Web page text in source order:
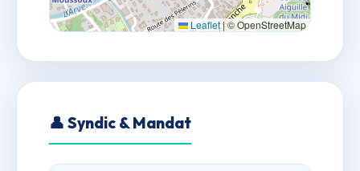
Leaflet|© OpenStreetMap
👤 Syndic & Mandat